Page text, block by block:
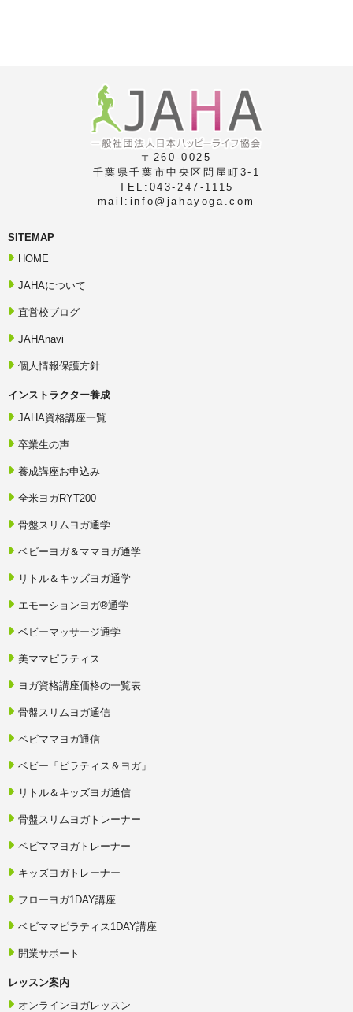
〒260-0025
千葉県千葉市中央区問屋町3-1
TEL:043-247-1115
mail:info@jahayoga.com
SITEMAP
HOME
JAHAについて
直営校ブログ
JAHAnavi
個人情報保護方針
インストラクター養成
JAHA資格講座一覧
卒業生の声
養成講座お申込み
全米ヨガRYT200
骨盤スリムヨガ通学
ベビーヨガ＆ママヨガ通学
リトル＆キッズヨガ通学
エモーションヨガ®通学
ベビーマッサージ通学
美ママピラティス
ヨガ資格講座価格の一覧表
骨盤スリムヨガ通信
ベビママヨガ通信
ベビー「ピラティス＆ヨガ」
リトル＆キッズヨガ通信
骨盤スリムヨガトレーナー
ベビママヨガトレーナー
キッズヨガトレーナー
フローヨガ1DAY講座
ベビママピラティス1DAY講座
開業サポート
レッスン案内
オンラインヨガレッスン